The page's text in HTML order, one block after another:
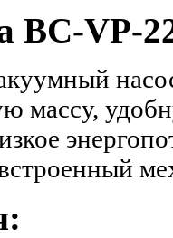
BC-VP-
массу,
встроенный